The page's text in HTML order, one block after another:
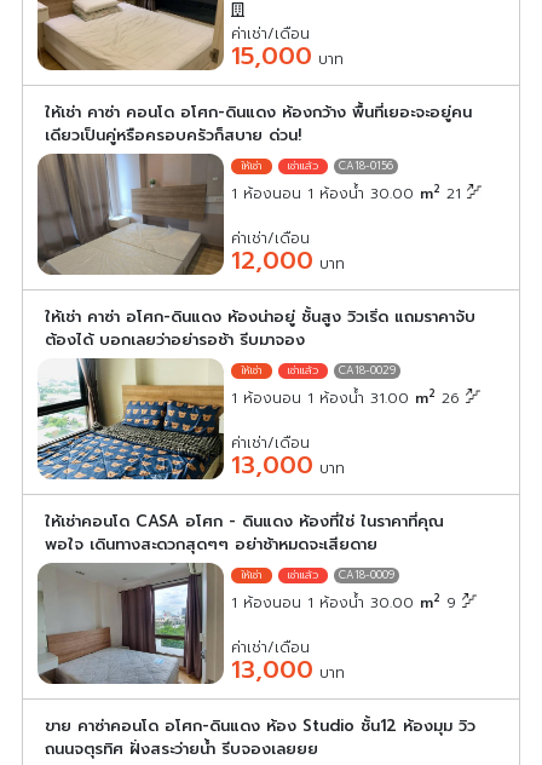
ค่าเช่า/เดือน
15,000 บาท
ให้เช่า คาซ่า คอนโด อโศก-ดินแดง ห้องกว้าง พื้นที่เยอะจะอยู่คน
เดียวเป็นคู่หรือครอบครัวก็สบาย ด่วน!
CA18-0156
1 ห้องนอน 1 ห้องน้ำ 30.00 m2 21
ค่าเช่า/เดือน
12,000 บาท
ให้เช่า คาซ่า อโศก-ดินแดง ห้องน่าอยู่ ชั้นสูง วิวเริ่ด แถมราคาจับ
ต้องได้ บอกเลยว่าอย่ารอช้า รีบมาจอง
CA18-0029
1 ห้องนอน 1 ห้องน้ำ 31.00 m2 26
ค่าเช่า/เดือน
13,000 บาท
ให้เช่าคอนโด CASA อโศก - ดินแดง ห้องที่ใช่ ในราคาที่คุณ
พอใจ เดินทางสะดวกสุดๆๆ อย่าช้าหมดจะเสียดาย
CA18-0009
1 ห้องนอน 1 ห้องน้ำ 30.00 m2 9
ค่าเช่า/เดือน
13,000 บาท
ขาย คาซ่าคอนโด อโศก-ดินแดง ห้อง Studio ชั้น12 ห้องมุม วิว
ถนนจตุรทิศ ฝั่งสระว่ายน้ำ รีบจองเลยยย